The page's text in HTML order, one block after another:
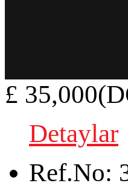
£
Detaylar
Ref.No: